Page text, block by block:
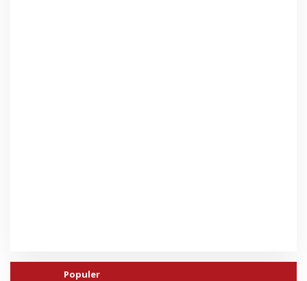
Populer